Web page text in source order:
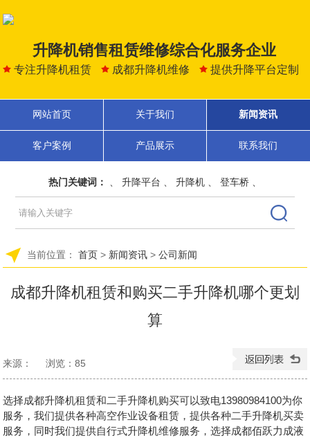
升降机销售租赁维修综合化服务企业
专注升降机租赁 成都升降机维修 提供升降平台定制
网站首页 关于我们 新闻资讯
客户案例 产品展示 联系我们
热门关键词： 升降平台 升降机 登车桥
当前位置： 首页 > 新闻资讯 >公司新闻
成都升降机租赁和购买二手升降机哪个更划
算
来源： 浏览：85
选择成都升降机租赁和二手升降机购买可以致电13980984100为你
服务，我们提供各种高空作业设备租赁，提供各种二手升降机买卖
服务，同时我们提供自行式升降机维修服务，选择成都佰跃力成液